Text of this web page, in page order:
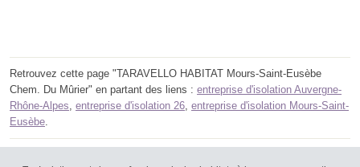
Retrouvez cette page "TARAVELLO HABITAT Mours-Saint-Eusèbe
Chem. Du Mûrier" en partant des liens : entreprise d'isolation Auvergne-
Rhône-Alpes, entreprise d'isolation 26, entreprise d'isolation Mours-Saint-
Eusèbe.